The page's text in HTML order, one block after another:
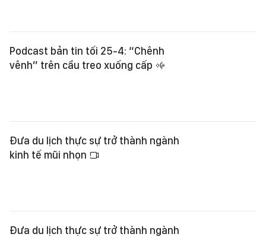
Podcast bản tin tối 25-4: “Chênh
vênh” trên cầu treo xuống cấp
Đưa du lịch thực sự trở thành ngành
kinh tế mũi nhọn
Đưa du lịch thực sự trở thành ngành